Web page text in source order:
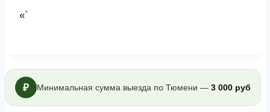
«`
₽ Минимальная сумма выезда по Тюмени — 3 000 руб